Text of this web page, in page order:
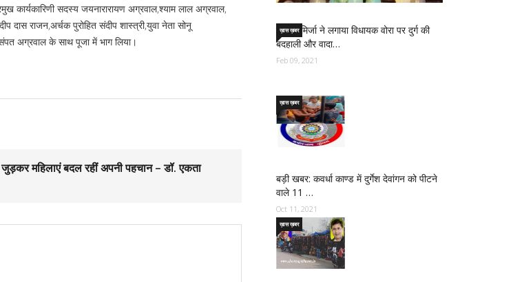
कार्यकारिणी सदस्य जयनारारायण अग्रवाल,श्याम लाल अग्रवाल,
दास राजन,अर्चक पुरोहित संदीप शास्त्री,युवा नेता सोनू
संपत अग्रवाल के साथ पूजा में भाग लिया।
महिलाएं बदल रहीं अपनी पहचान – डॉ. एकता
साजिद मिर्जा ने लगाया विधायक वोरा पर दुर्ग की
बदहाली और वादा…
ख़ास ख़बर
Feb 09, 2021
बड़ी खबर: कवर्धा काण्ड में दुर्गेश देवांगन को पीटने
वाले 11 …
ख़ास ख़बर
Oct 11, 2021
ख़ास ख़बर